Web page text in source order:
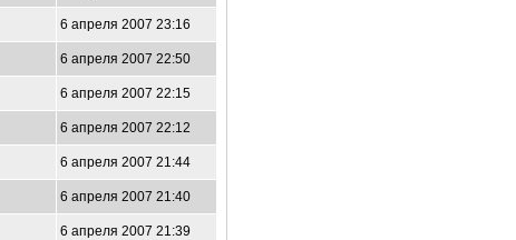
6 апреля 2007 23:16
6 апреля 2007 22:50
6 апреля 2007 22:15
6 апреля 2007 22:12
6 апреля 2007 21:44
6 апреля 2007 21:40
6 апреля 2007 21:39